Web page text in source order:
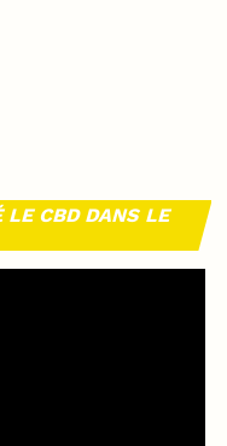
LE CBD DANS LE